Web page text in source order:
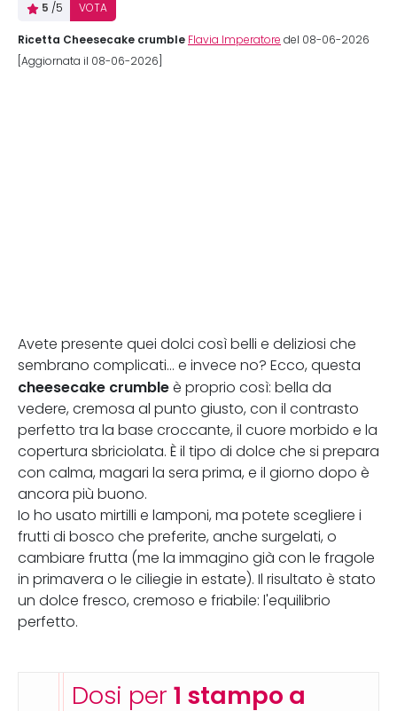
5 /5 VOTA
Ricetta Cheesecake crumble Flavia Imperatore del 08-06-2026
[Aggiornata il 08-06-2026]
Avete presente quei dolci così belli e deliziosi che
sembrano complicati... e invece no? Ecco, questa
cheesecake crumble è proprio così: bella da
vedere, cremosa al punto giusto, con il contrasto
perfetto tra la base croccante, il cuore morbido e la
copertura sbriciolata. È il tipo di dolce che si prepara
con calma, magari la sera prima, e il giorno dopo è
ancora più buono.
Io ho usato mirtilli e lamponi, ma potete scegliere i
frutti di bosco che preferite, anche surgelati, o
cambiare frutta (me la immagino già con le fragole
in primavera o le ciliegie in estate). Il risultato è stato
un dolce fresco, cremoso e friabile: l'equilibrio
perfetto.
Dosi per 1 stampo a